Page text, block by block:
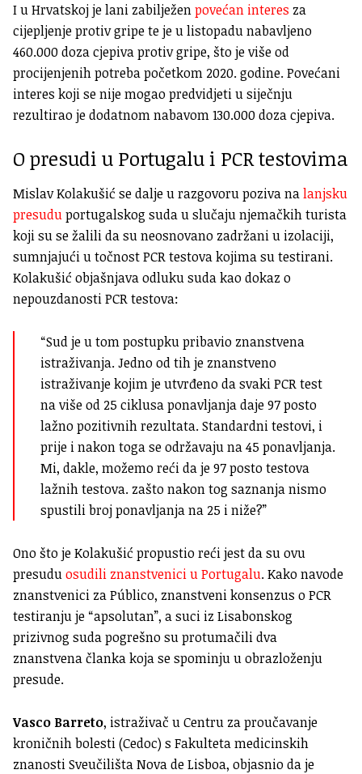
I u Hrvatskoj je lani zabilježenpovećan interes za
cijepljenje protiv gripe te je u listopadu nabavljeno
460.000 doza cjepiva protiv gripe, što je više od
procijenjenih potreba početkom 2020. godine. Povećani
interes koji se nije mogao predvidjeti u siječnju
rezultirao je dodatnom nabavom 130.000 doza cjepiva.
O presudi u Portugalu i PCR testovima
Mislav Kolakušić se dalje u razgovoru poziva nalanjsku
presuduportugalskog suda u slučaju njemačkih turista
koji su se žalili da su neosnovano zadržani u izolaciji,
sumnjajući u točnost PCR testova kojima su testirani.
Kolakušić objašnjava odluku suda kao dokaz o
nepouzdanosti PCR testova:
“Sud je u tom postupku pribavio znanstvena
istraživanja. Jedno od tih je znanstveno
istraživanje kojim je utvrđeno da svaki PCR test
na više od 25 ciklusa ponavljanja daje 97 posto
lažno pozitivnih rezultata. Standardni testovi, i
prije i nakon toga se održavaju na 45 ponavljanja.
Mi, dakle, možemo reći da je 97 posto testova
lažnih testova. zašto nakon tog saznanja nismo
spustili broj ponavljanja na 25 i niže?”
Ono što je Kolakušić propustio reći jest da su ovu
presuduosudili znanstvenici u Portugalu. Kako navode
znanstvenici za Público, znanstveni konsenzus o PCR
testiranju je “apsolutan”, a suci iz Lisabonskog
prizivnog suda pogrešno su protumačili dva
znanstvena članka koja se spominju u obrazloženju
presude.
Vasco Barreto, istraživač u Centru za proučavanje
kroničnih bolesti (Cedoc) s Fakulteta medicinskih
znanosti Sveučilišta Nova de Lisboa, objasnio da je